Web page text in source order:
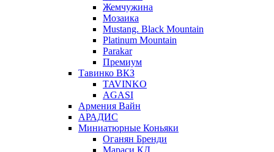
Жемчужина
Мозаика
Mustang. Black Mountain
Platinum Mountain
Parakar
Премиум
Тавинко ВКЗ
TAVINKO
AGASI
Армения Вайн
АРАДИС
Миниатюрные Коньяки
Оганян Бренди
Мараси КД